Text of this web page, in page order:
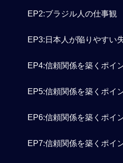
EP2:ブラジル人の仕事観
EP3:日本人が陥りやすい
EP4:信頼関係を築くポイ
EP5:信頼関係を築くポイ
EP6:信頼関係を築くポイ
EP7:信頼関係を築くポイ